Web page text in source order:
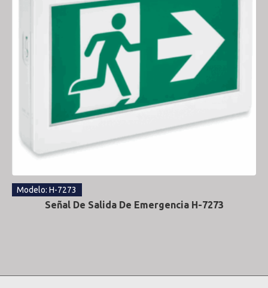
Modelo: H-7273
Señal De Salida De Emergencia H-7273